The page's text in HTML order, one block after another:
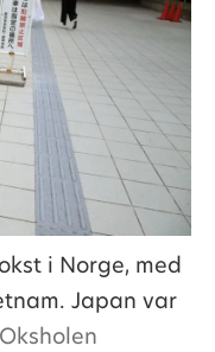
i Norge, med
Japan var